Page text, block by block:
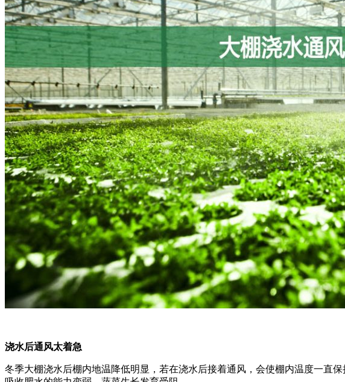
浇水后通风太着急
冬季大棚浇水后棚内地温降低明显，若在浇水后接着通风，会使棚内温度一直